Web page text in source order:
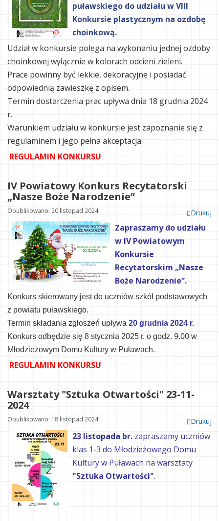
puławskiego do udziału w VIII
Konkursie plastycznym na ozdobę
choinkową.
Udział w konkursie polega na wykonaniu jednej ozdoby
choinkowej wyłącznie w kolorach odcieni zieleni.
Prace powinny być lekkie, dekoracyjne i posiadać
odpowiednią zawieszkę z opisem.
Termin dostarczenia prac upływa dnia 18 grudnia 2024
r.
Warunkiem udziału w konkursie jest zapoznanie się z
regulaminem i jego pełna akceptacja.
REGULAMIN KONKURSU
IV Powiatowy Konkurs Recytatorski
„Nasze Boże Narodzenie”
Drukuj
Opublikowano: 20 listopad 2024
Zapraszamy do udziału
w IV Powiatowym
Konkursie
Recytatorskim „Nasze
Boże Narodzenie”.
Konkurs skierowany jest do uczniów szkół podstawowych
z powiatu puławskiego.
Termin składania zgłoszeń upływa 20 grudnia 2024 r.
Konkurs odbędzie się 8 stycznia 2025 r. o godz. 9.00 w
Młodzieżowym Domu Kultury w Puławach.
REGULAMIN KONKURSU
Warsztaty "Sztuka Otwartości" 23-11-
2024
Drukuj
Opublikowano: 18 listopad 2024
23 listopada br. zapraszamy uczniów
klas 1-3 do Młodzieżowego Domu
Kultury w Puławach na warsztaty
"Sztuka Otwartości".